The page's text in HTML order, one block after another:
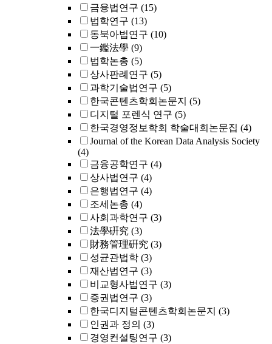
금융법연구 (15)
법학연구 (13)
동북아법연구 (10)
一鑑法學 (9)
법학논총 (5)
상사판례연구 (5)
과학기술법연구 (5)
한국콘텐츠학회논문지 (5)
디지털 포렌식 연구 (5)
한국경영정보학회 학술대회논문집 (4)
Journal of the Korean Data Analysis Society
(4)
금융공학연구 (4)
상사법연구 (4)
은행법연구 (4)
조세논총 (4)
사회과학연구 (3)
法學硏究 (3)
財務管理硏究 (3)
성균관법학 (3)
재산법연구 (3)
비교형사법연구 (3)
증권법연구 (3)
한국디지털콘텐츠학회논문지 (3)
인권과 정의 (3)
경영컨설팅연구 (3)